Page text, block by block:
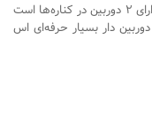
عینک دوربین دار دارای 2 دوربین در کناره‌ها است
دار بسیار حرفه‌ای اس